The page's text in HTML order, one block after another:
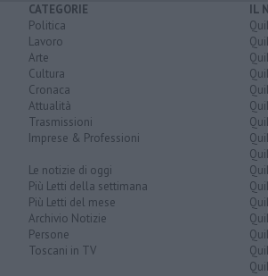
CATEGORIE
Politica
Lavoro
Arte
Cultura
Cronaca
Attualità
Trasmissioni
Imprese & Professioni
Le notizie di oggi
Più Letti della settimana
Più Letti del mese
Archivio Notizie
Persone
Toscani in TV
IL